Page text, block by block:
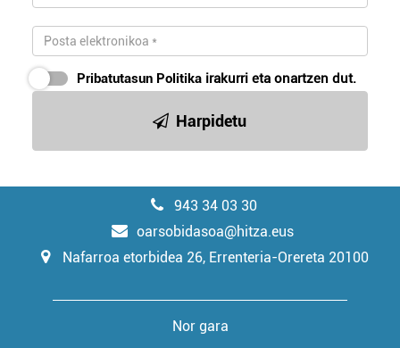
Pribatutasun Politika irakurri eta onartzen dut.
Harpidetu
943 34 03 30
oarsobidasoa@hitza.eus
Nafarroa etorbidea 26, Errenteria-Orereta 20100
Nor gara